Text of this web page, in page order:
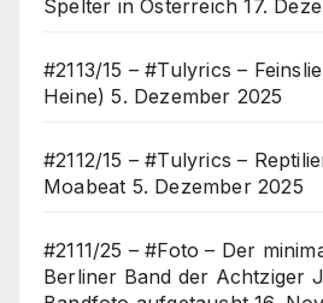
Spelter in Österreich 17.
#2113/15 – #Tulyrics –
Heine) 5. Dezember 2025
#2112/15 – #Tulyrics –
Moabeat 5. Dezember 2025
#2111/25 – #Foto – Der
Berliner Band der Achtziger